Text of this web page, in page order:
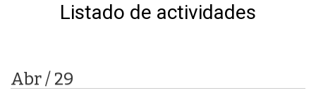
Listado de actividades
Abr / 29